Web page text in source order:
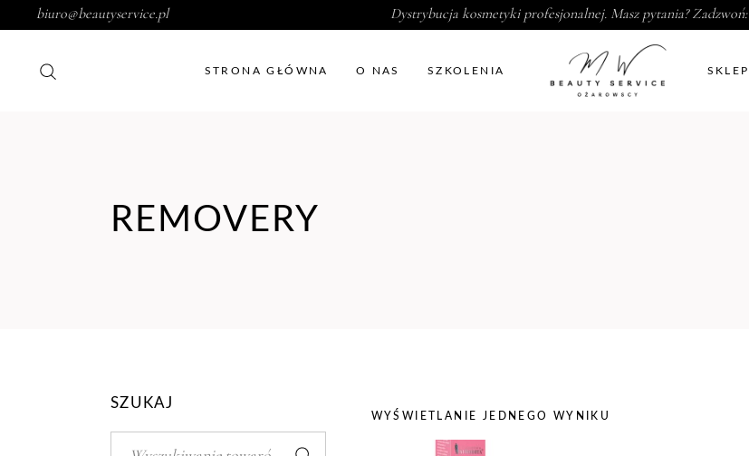
biuro@beautyservice.pl Dystrybucja kosmetyki profesjonalnej. Masz pytania? Zadzwoń:
STRONA GŁÓWNA O NAS SZKOLENIA SKLEP
REMOVERY
WYŚWIETLANIE JEDNEGO WYNIKU
SZUKAJ